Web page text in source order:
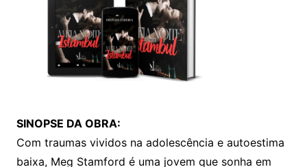
SINOPSE DA OBRA:
Com traumas vividos na adolescência e autoestima
baixa, Meg Stamford é uma jovem que sonha em